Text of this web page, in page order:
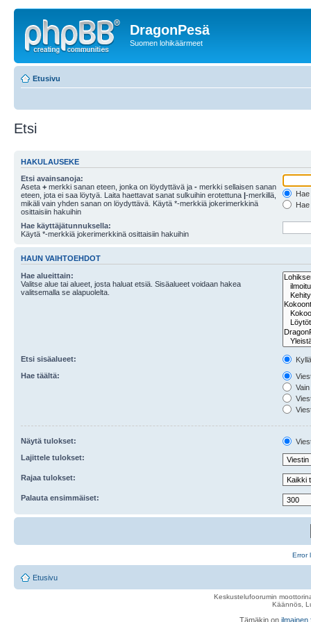
DragonPesä
Suomen lohikäärmeet
Etusivu
Etsi
HAKULAUSEKE
Etsi avainsanoja:
Aseta + merkki sanan eteen, jonka on löydyttävä ja - merkki sellaisen sanan
eteen, jota ei saa löytyä. Laita haettavat sanat sulkuihin erotettuna |-merkillä,
mikäli vain yhden sanan on löydyttävä. Käytä *-merkkiä jokerimerkkinä
osittaisiin hakuihin
Hae käyttäjätunnuksella:
Käytä *-merkkiä jokerimerkkinä osittaisiin hakuihin
HAUN VAIHTOEHDOT
Hae alueittain:
Valitse alue tai alueet, josta haluat etsiä. Sisäalueet voidaan hakea
valitsemalla se alapuolelta.
Etsi sisäalueet:
Hae täältä:
Näytä tulokset:
Lajittele tulokset:
Rajaa tulokset:
Palauta ensimmäiset:
Error
Etusivu
Keskustelufoorumin
Käännös,
Tämäkin on ilmainen